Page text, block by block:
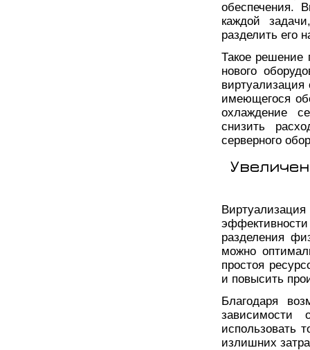
обеспечения.
каждой
разделить его
Такое решение
нового
виртуализация
имеющегося
охлаждение
снизить
серверного
разделения
можно
простоя
и повысить
Благодаря
зависимости
использовать
излишних